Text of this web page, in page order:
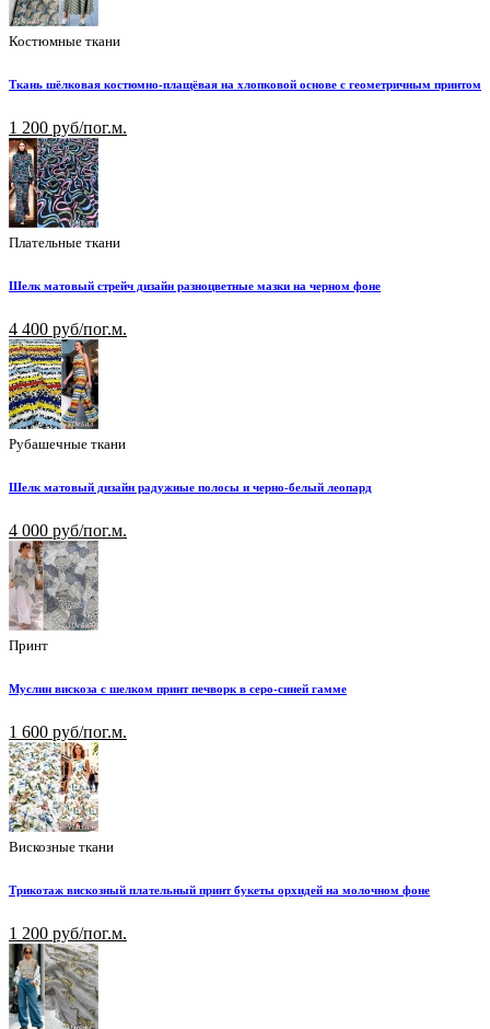
Костюмные ткани
Ткань шёлковая костюмно-плащёвая на хлопковой основе с геометричным принтом
1 200 руб/пог.м.
Плательные ткани
Шелк матовый стрейч дизайн разноцветные мазки на черном фоне
4 400 руб/пог.м.
Рубашечные ткани
Шелк матовый дизайн радужные полосы и черно-белый леопард
4 000 руб/пог.м.
Принт
Муслин вискоза с шелком принт печворк в серо-синей гамме
1 600 руб/пог.м.
Вискозные ткани
Трикотаж вискозный плательный принт букеты орхидей на молочном фоне
1 200 руб/пог.м.